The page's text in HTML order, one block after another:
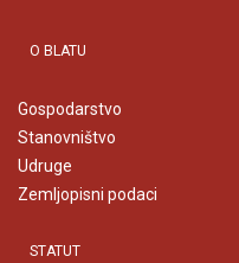
O BLATU
Gospodarstvo
Stanovništvo
Udruge
Zemljopisni podaci
STATUT